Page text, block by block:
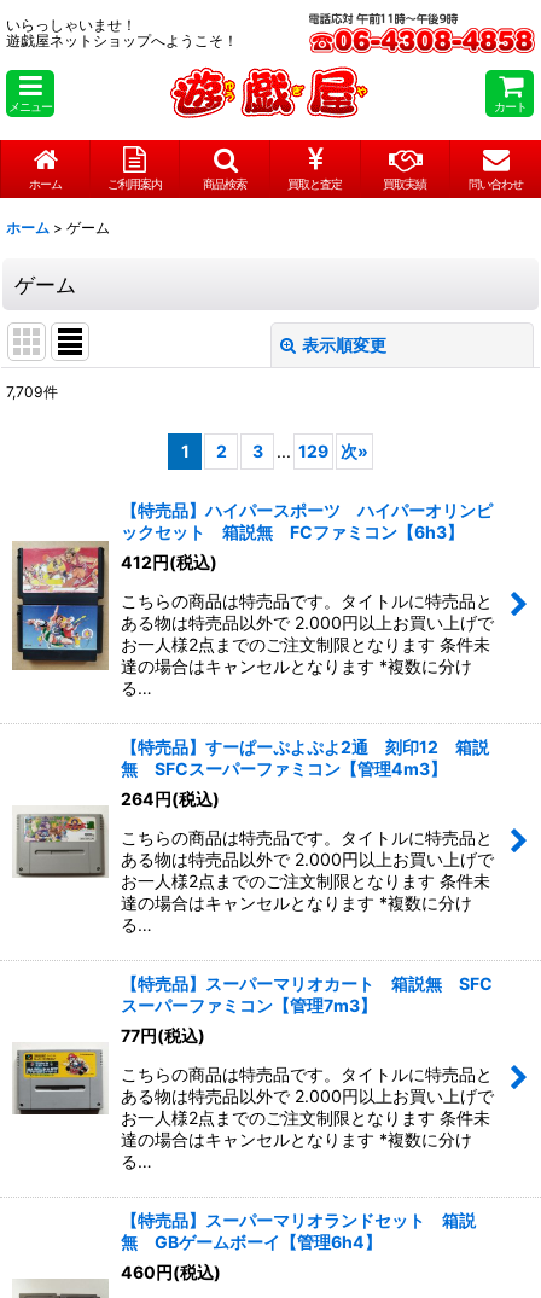
いらっしゃいませ！
遊戯屋ネットショップへようこそ！
メニュー カート
ホーム ご利用案内 商品検索 買取と査定 買取実績 問い合わせ
ホーム > ゲーム
ゲーム
表示順変更
在庫あり
並び順:
絞り込む
7,709件
1 2 3 ... 129 次»
【特売品】ハイパースポーツ ハイパーオリンピ
ックセット 箱説無 FCファミコン【6h3】
412円(税込)
こちらの商品は特売品です。タイトルに特売品と
ある物は特売品以外で 2.000円以上お買い上げで
お一人様2点までのご注文制限となります 条件未
達の場合はキャンセルとなります *複数に分け
る…
【特売品】すーぱーぷよぷよ2通 刻印12 箱説
無 SFCスーパーファミコン【管理4m3】
264円(税込)
こちらの商品は特売品です。タイトルに特売品と
ある物は特売品以外で 2.000円以上お買い上げで
お一人様2点までのご注文制限となります 条件未
達の場合はキャンセルとなります *複数に分け
る…
【特売品】スーパーマリオカート 箱説無 SFC
スーパーファミコン【管理7m3】
77円(税込)
こちらの商品は特売品です。タイトルに特売品と
ある物は特売品以外で 2.000円以上お買い上げで
お一人様2点までのご注文制限となります 条件未
達の場合はキャンセルとなります *複数に分け
る…
【特売品】スーパーマリオランドセット 箱説
無 GBゲームボーイ【管理6h4】
460円(税込)